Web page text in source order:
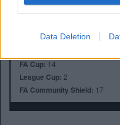
Data Deletion
Presidente:Sran Kroenke
ALBO D'ORO
FA Cup: 14
League Cup: 2
FA Community Shield: 17